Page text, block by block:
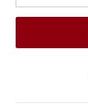
HENDI,
ø100x(H)20mm